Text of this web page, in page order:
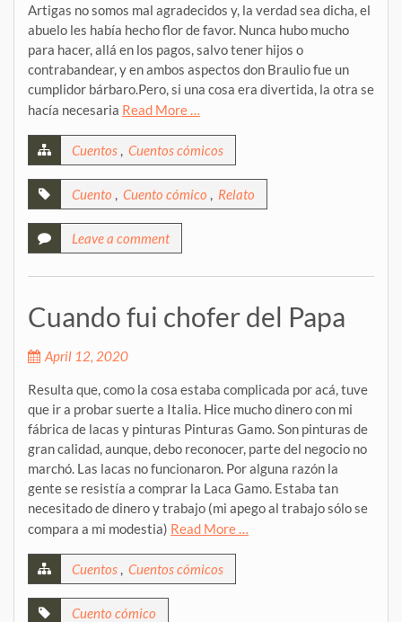
Artigas no somos mal agradecidos y, la verdad sea dicha, el
abuelo les había hecho flor de favor. Nunca hubo mucho
para hacer, allá en los pagos, salvo tener hijos o
contrabandear, y en ambos aspectos don Braulio fue un
cumplidor bárbaro.Pero, si una cosa era divertida, la otra se
hacía necesaria Read More …
Cuentos Cuentos cómicos
Cuento Cuento cómico Relato
Leave a comment
Cuando fui chofer del Papa
April 12, 2020
Resulta que, como la cosa estaba complicada por acá, tuve
que ir a probar suerte a Italia. Hice mucho dinero con mi
fábrica de lacas y pinturas Pinturas Gamo. Son pinturas de
gran calidad, aunque, debo reconocer, parte del negocio no
marchó. Las lacas no funcionaron. Por alguna razón la
gente se resistía a comprar la Laca Gamo. Estaba tan
necesitado de dinero y trabajo (mi apego al trabajo sólo se
compara a mi modestia) Read More …
Cuentos , Cuentos cómicos
Cuento cómico